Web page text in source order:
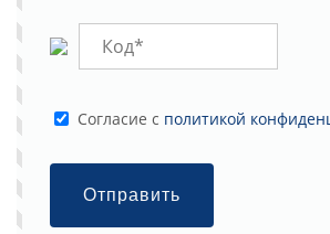
Cогласие с политикой
Отправить